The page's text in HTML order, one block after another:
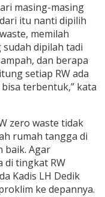
masing-masing
itu nanti dipilih
memilah
dipilah tadi
dan berapa
setiap RW ada
terbentuk,” kata
zero waste tidak
rumah tangga di
baik. Agar
di tingkat RW
Kadis LH Dedik
ke depannya.